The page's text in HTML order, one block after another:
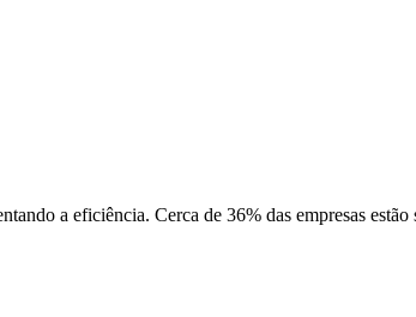
a eficiência. Cerca de 36% das empresas